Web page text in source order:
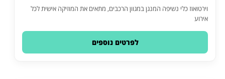
וירטואוז כלי נשיפה המנגן במגוון הרכבים, מתאים את המוזיקה אישית לכל
אירוע
לפרטים נוספים